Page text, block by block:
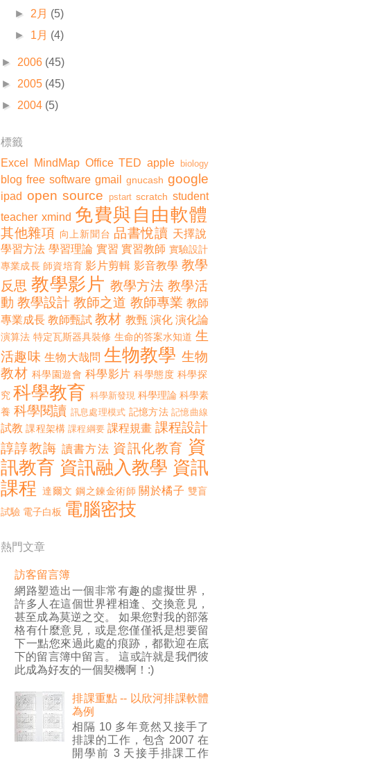
► 2月 (5)
► 1月 (4)
► 2006 (45)
► 2005 (45)
► 2004 (5)
標籤
Excel
MindMap Office TED apple biology
blog free software gmail gnucash google
ipad open source pstart scratch student
teacher xmind 免費與自由軟體
其他雜項 向上新聞台 品書悅讀 天擇說
學習方法 學習理論 實習 實習教師 實驗設計
專業成長 師資培育 影片剪輯 影音教學 教學
反思 教學影片 教學方法 教學活
動 教學設計 教師之道 教師專業 教師
專業成長 教師甄試 教材 教甄 演化 演化論
演算法 特定瓦斯器具裝修 生命的答案水知道 生
活趣味 生物大哉問 生物教學 生物
教材 科學園遊會 科學影片 科學態度 科學探
究 科學教育 科學新發現 科學理論 科學素
養 科學閱讀 訊息處理模式 記憶方法 記憶曲線
試教 課程架構 課程綱要 課程規畫 課程設計
諄諄教誨 讀書方法 資訊化教育 資
訊教育 資訊融入教學 資訊
課程
達爾文 鋼之鍊金術師 關於橘子 雙盲
試驗 電子白板 電腦密技
熱門文章
訪客留言簿
網路塑造出一個非常有趣的虛擬世界，
許多人在這個世界裡相逢、交換意見，
甚至成為莫逆之交。 如果您對我的部落
格有什麼意見，或是您僅僅祇是想要留
下一點您來過此處的痕跡，都歡迎在底
下的留言簿中留言。 這或許就是我們彼
此成為好友的一個契機啊！:)
排課重點 -- 以欣河排課軟體
為例
相隔 10 多年竟然又接手了
排課的工作，包含 2007 在
開學前 3 天接手排課工作